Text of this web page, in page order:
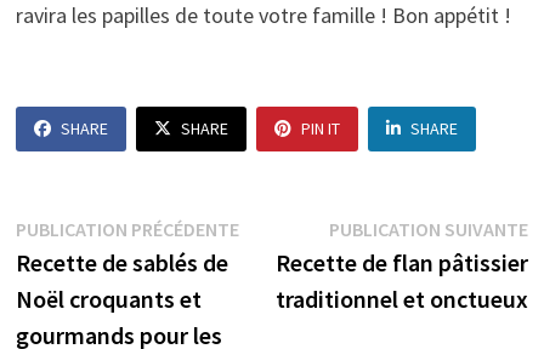
ravira les papilles de toute votre famille ! Bon appétit !
SHARE SHARE PIN IT SHARE
Navigation
de
l’article
PUBLICATION PRÉCÉDENTEPublication
précédente :
Recette de sablés de
Noël croquants et
gourmands pour les
PUBLICATION SUIVANTE
Recette de flan pâtissier
traditionnel et onctueux